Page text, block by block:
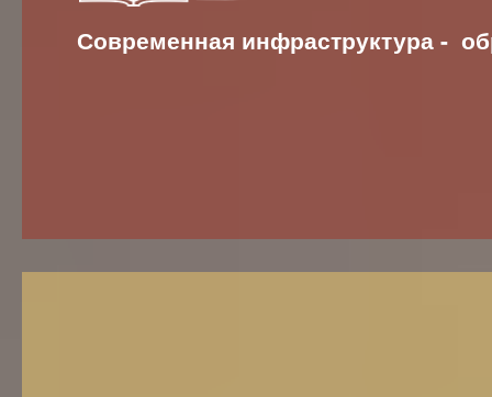
Современная инфраструктура -